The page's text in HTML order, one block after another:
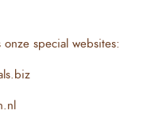
onze special websites: